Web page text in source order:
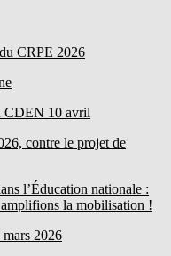
CRPE 2026
CDEN 10 avril
contre le projet de
l’Éducation nationale :
la mobilisation !
2026